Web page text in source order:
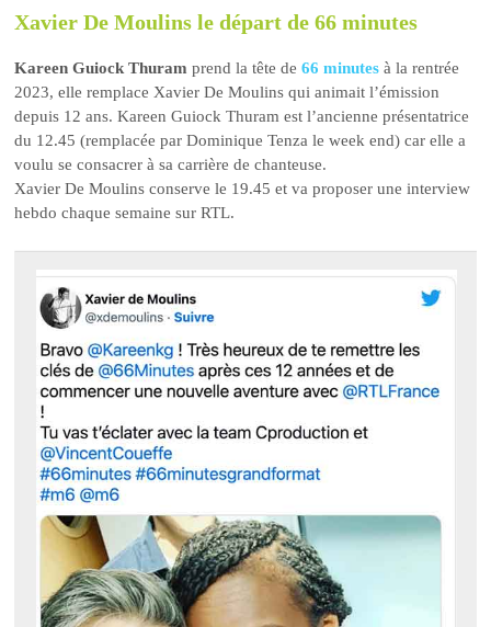
Xavier De Moulins le départ de 66 minutes
Kareen Guiock Thuram prend la tête de66 minutes à la rentrée
2023, elle remplace Xavier De Moulins qui animait l’émission
depuis 12 ans. Kareen Guiock Thuram est l’ancienne présentatrice
du 12.45 (remplacée par Dominique Tenza le week end) car elle a
voulu se consacrer à sa carrière de chanteuse.
Xavier De Moulins conserve le 19.45 et va proposer une interview
hebdo chaque semaine sur RTL.